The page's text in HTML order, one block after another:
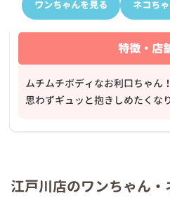
ワンちゃんを見る ネコち
特徴・店
ムチムチボディなお利口ちゃん
思わずギュッと抱きしめたくな
江戸川店のワンちゃん